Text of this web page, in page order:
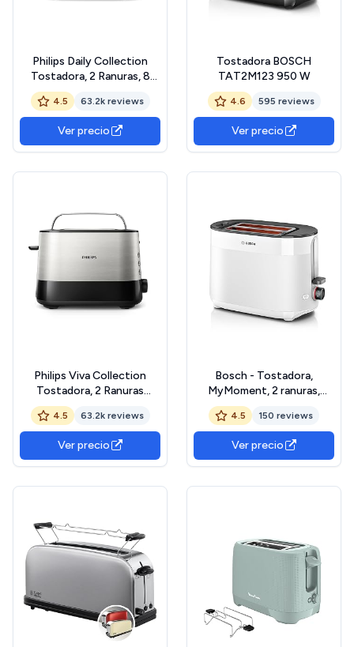
Philips Daily Collection
Tostadora, 2 Ranuras, 8
Opciones Ajustes, Rejilla
Calientabollos y
Descongelación, Elevación
Alta, Apagado Auto, Negro
(HD2581/90)
4.5 63.2k reviews
Ver precio
Tostadora BOSCH
TAT2M123 950 W
4.6 595 reviews
Ver precio
Philips Viva Collection
Tostadora, 2 Ranuras
Extraanchas, Función para
Panecillos Integrada, 7
Intensidades, Bandeja
Recogemigas Desmontable,
Gris (Metal) (HD2637/90)
4.5 63.2k reviews
Ver precio
Bosch - Tostadora,
MyMoment, 2 ranuras,
Recalienta, Descongela,
High-lift, Blanco, TAT2M12
4.5 150 reviews
Ver precio